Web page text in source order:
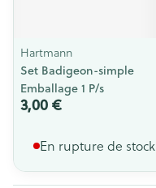
Hartmann
Set Badigeon-simple
Emballage 1 P/s
3,00 €
En rupture de stock